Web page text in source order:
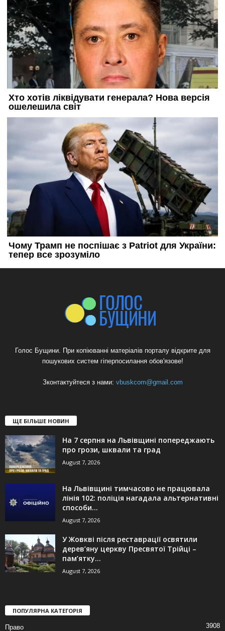
Голос Бущини. При копіюванні матеріалів порталу відкрите для
пошукових систем гіперпосилання обов'язове!
Зконтактуйтеся з нами: vbuskcom@gmail.com
ЩЕ БІЛЬШЕ НОВИН
На 7 серпня на Львівщині попереджають
про грози, шквали та град
August 7, 2026
На Львівщині тимчасово не працювала
лінія 102: поліція нагадала альтернативні
способи...
August 7, 2026
У Жовкві після реставрації освятили
дерев’яну церкву Пресвятої Трійці –
пам’ятку...
August 7, 2026
ПОПУЛЯРНА КАТЕГОРІЯ
Право 3908